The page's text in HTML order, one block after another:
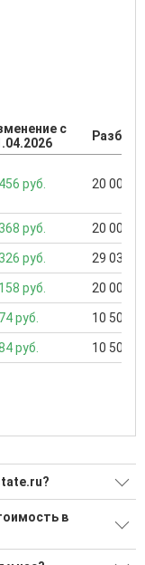
с
руб. 20 000
руб. 20 000
руб. 29 034
руб. 20 000
руб. 10 501
руб. 10 501
в
цена: 660 000